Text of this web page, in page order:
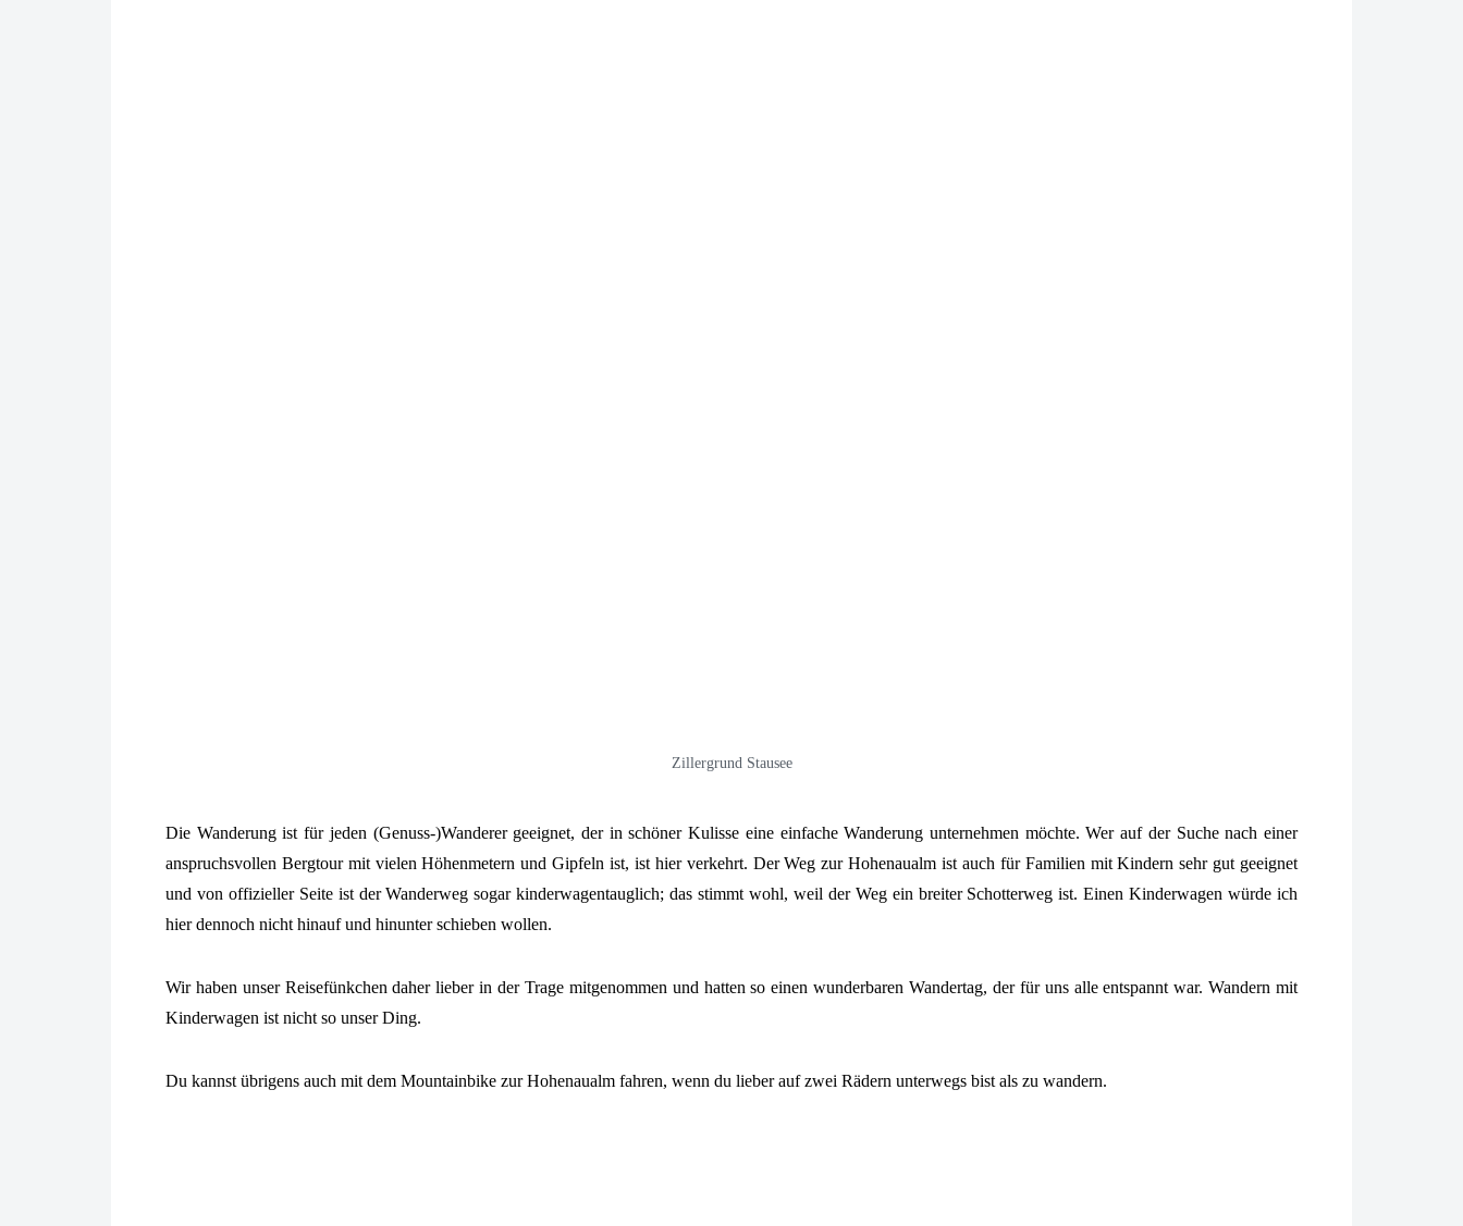
Zillergrund Stausee
Die Wanderung ist für jeden (Genuss-)Wanderer geeignet, der in schöner Kulisse eine einfache Wanderung unternehmen möchte. Wer auf der Suche nach einer
anspruchsvollen Bergtour mit vielen Höhenmetern und Gipfeln ist, ist hier verkehrt. Der Weg zur Hohenaualm ist auch für Familien mit Kindern sehr gut geeignet
und von offizieller Seite ist der Wanderweg sogar kinderwagentauglich; das stimmt wohl, weil der Weg ein breiter Schotterweg ist. Einen Kinderwagen würde ich
hier dennoch nicht hinauf und hinunter schieben wollen.
Wir haben unser Reisefünkchen daher lieber in der Trage mitgenommen und hatten so einen wunderbaren Wandertag, der für uns alle entspannt war. Wandern mit
Kinderwagen ist nicht so unser Ding.
Du kannst übrigens auch mit dem Mountainbike zur Hohenaualm fahren, wenn du lieber auf zwei Rädern unterwegs bist als zu wandern.